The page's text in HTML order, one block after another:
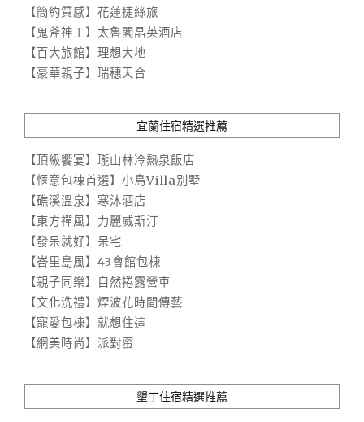
【簡約質感】花蓮捷絲旅
【鬼斧神工】太魯閣晶英酒店
【百大旅館】理想大地
【豪華親子】瑞穗天合
宜蘭住宿精選推薦
【頂級饗宴】瓏山林冷熱泉飯店
【愜意包棟首選】小島Villa別墅
【礁溪溫泉】寒沐酒店
【東方禪風】力麗威斯汀
【發呆就好】呆宅
【峇里島風】43會館包棟
【親子同樂】自然捲露營車
【文化洗禮】煙波花時間傳藝
【寵愛包棟】就想住這
【網美時尚】派對蜜
墾丁住宿精選推薦